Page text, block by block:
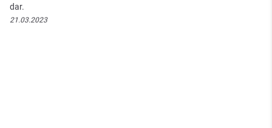
dar.
21.03.2023